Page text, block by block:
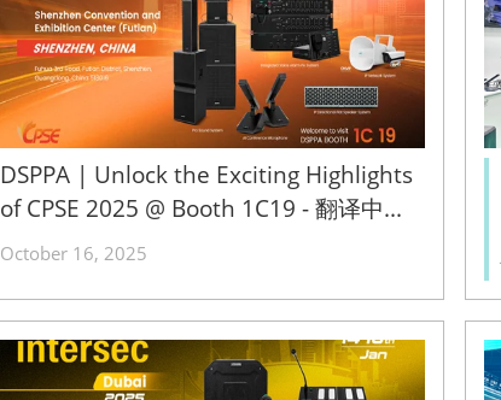
DSPPA | Unlock the Exciting Highlights
of CPSE 2025 @ Booth 1C19 - 翻译中...
October 16, 2025